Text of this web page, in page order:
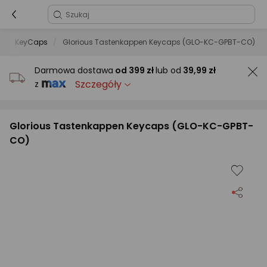
KeyCaps Glorious Tastenkappen Keycaps (GLO-KC-GPBT-CO)
Darmowa dostawa od 399 złlub od 39,99 zł
z
Szczegóły
Glorious Tastenkappen Keycaps (GLO-KC-GPBT-
CO)